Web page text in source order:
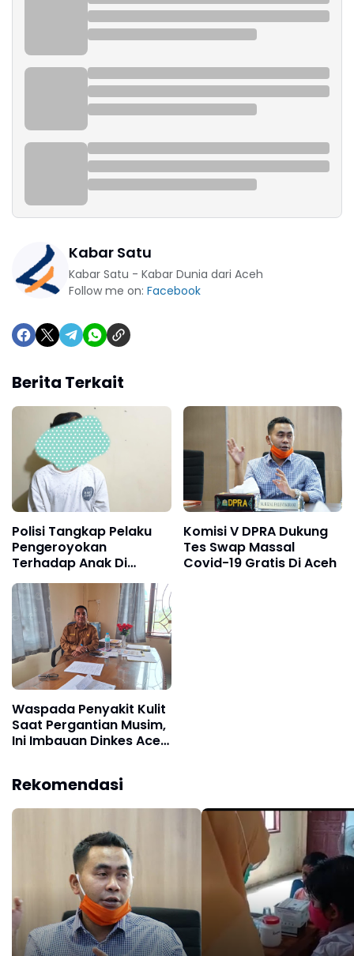
Kabar Satu
Kabar Satu - Kabar Dunia dari Aceh
Follow me on: Facebook
Berita Terkait
Polisi Tangkap Pelaku
Pengeroyokan
Terhadap Anak Di
Bawah Umur
Komisi V DPRA Dukung
Tes Swap Massal
Covid-19 Gratis Di Aceh
Waspada Penyakit Kulit
Saat Pergantian Musim,
Ini Imbauan Dinkes Aceh
Rekomendasi